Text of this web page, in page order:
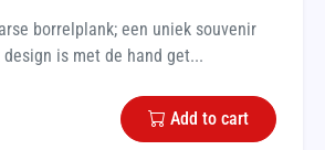
borrelplank; een uniek souvenir
is met de hand get...
Add to cart